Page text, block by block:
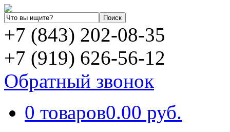
+7 (843) 202-08-35
+7 (919) 626-56-12
Обратный звонок
0 товаров0.00 руб.